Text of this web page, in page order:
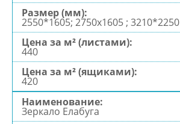
2550*1605; 2750х1605 ; 3210*2250
440
420
Зеркало Елабуга